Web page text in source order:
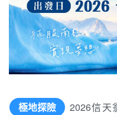
極地探險
2026信天